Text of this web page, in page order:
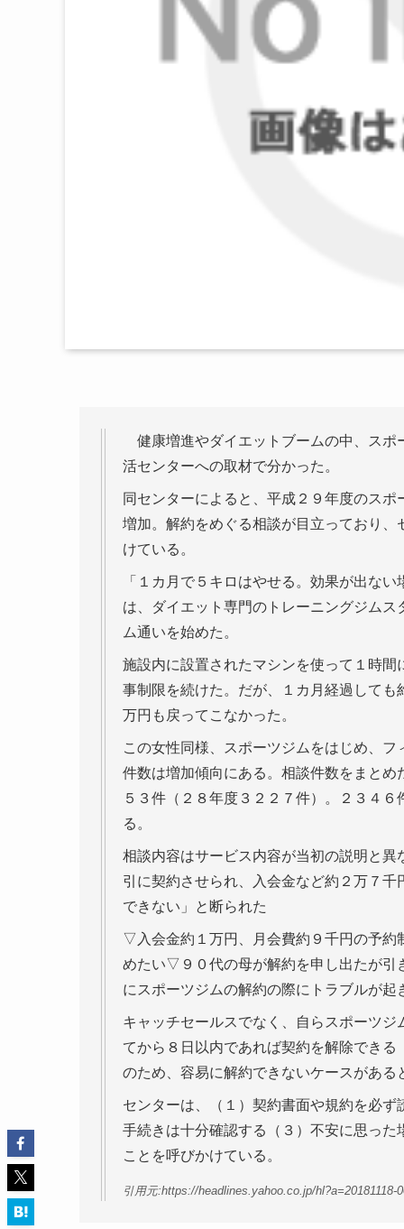
健康増進やダイエットブームの中、スポ
活センターへの取材で分かった。
同センターによると、平成２９年度のス
増加。解約をめぐる相談が目立っており
けている。
「１カ月で５キロはやせる。効果が出な
は、ダイエット専門のトレーニングジム
ム通いを始めた。
施設内に設置されたマシンを使って１時
事制限を続けた。だが、１カ月経過して
万円も戻ってこなかった。
この女性同様、スポーツジムをはじめ、
件数は増加傾向にある。相談件数をまと
５３件（２８年度３２２７件）。２３４
る。
相談内容はサービス内容が当初の説明と
引に契約させられ、入会金など約２万７
できない」と断られた
▽入会金約１万円、月会費約９千円の予約
めたい▽９０代の母が解約を申し出たが引
にスポーツジムの解約の際にトラブルが起
キャッチセールスでなく、自らスポーツ
てから８日以内であれば契約を解除でき
のため、容易に解約できないケースがある
センターは、（１）契約書面や規約を必
手続きは十分確認する（３）不安に思っ
ことを呼びかけている。
引用元:https://headlines.yahoo.co.jp/hl?a=20181118-